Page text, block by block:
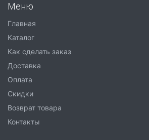
Меню
Главная
Каталог
Как сделать заказ
Доставка
Оплата
Скидки
Возврат товара
Контакты